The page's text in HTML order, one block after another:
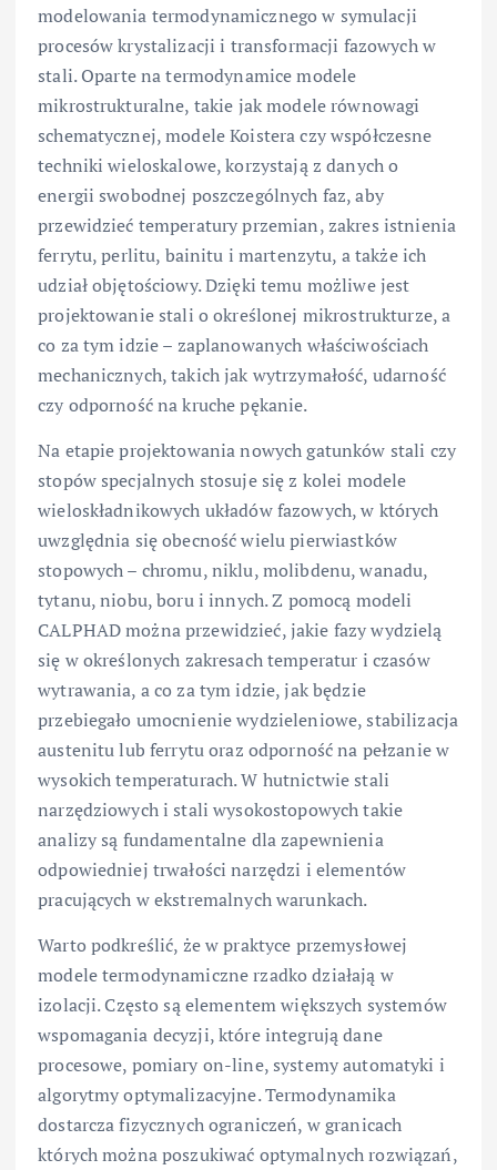
modelowania termodynamicznego w symulacji
procesów krystalizacji i transformacji fazowych w
stali. Oparte na termodynamice modele
mikrostrukturalne, takie jak modele równowagi
schematycznej, modele Koistera czy współczesne
techniki wieloskalowe, korzystają z danych o
energii swobodnej poszczególnych faz, aby
przewidzieć temperatury przemian, zakres istnienia
ferrytu, perlitu, bainitu i martenzytu, a także ich
udział objętościowy. Dzięki temu możliwe jest
projektowanie stali o określonej mikrostrukturze, a
co za tym idzie – zaplanowanych właściwościach
mechanicznych, takich jak wytrzymałość, udarność
czy odporność na kruche pękanie.
Na etapie projektowania nowych gatunków stali czy
stopów specjalnych stosuje się z kolei modele
wieloskładnikowych układów fazowych, w których
uwzględnia się obecność wielu pierwiastków
stopowych – chromu, niklu, molibdenu, wanadu,
tytanu, niobu, boru i innych. Z pomocą modeli
CALPHAD można przewidzieć, jakie fazy wydzielą
się w określonych zakresach temperatur i czasów
wytrawania, a co za tym idzie, jak będzie
przebiegało umocnienie wydzieleniowe, stabilizacja
austenitu lub ferrytu oraz odporność na pełzanie w
wysokich temperaturach. W hutnictwie stali
narzędziowych i stali wysokostopowych takie
analizy są fundamentalne dla zapewnienia
odpowiedniej trwałości narzędzi i elementów
pracujących w ekstremalnych warunkach.
Warto podkreślić, że w praktyce przemysłowej
modele termodynamiczne rzadko działają w
izolacji. Często są elementem większych systemów
wspomagania decyzji, które integrują dane
procesowe, pomiary on-line, systemy automatyki i
algorytmy optymalizacyjne. Termodynamika
dostarcza fizycznych ograniczeń, w granicach
których można poszukiwać optymalnych rozwiązań,